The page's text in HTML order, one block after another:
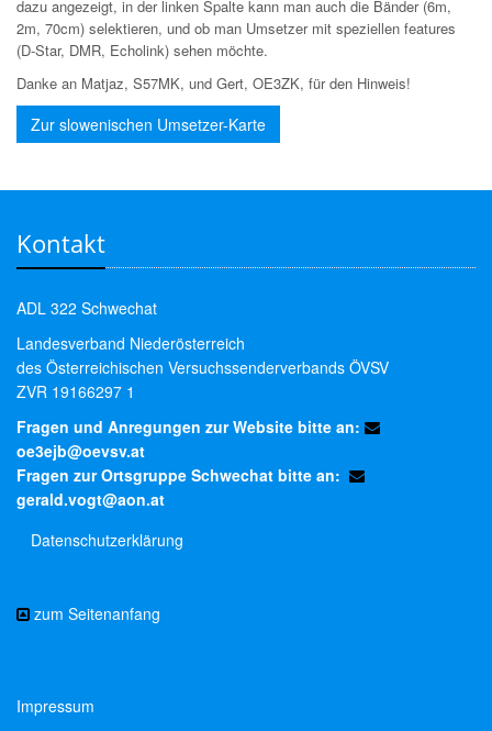
dazu angezeigt, in der linken Spalte kann man auch die Bänder (6m,
2m, 70cm) selektieren, und ob man Umsetzer mit speziellen features
(D-Star, DMR, Echolink) sehen möchte.
Danke an Matjaz, S57MK, und Gert, OE3ZK, für den Hinweis!
Zur slowenischen Umsetzer-Karte
Kontakt
ADL 322 Schwechat
Landesverband Niederösterreich
des Österreichischen Versuchssenderverbands ÖVSV
ZVR 19166297 1
Fragen und Anregungen zur Website bitte an:
oe3ejb@oevsv.at
Fragen zur Ortsgruppe Schwechat bitte an:
gerald.vogt@aon.at
Datenschutzerklärung
zum Seitenanfang
Impressum